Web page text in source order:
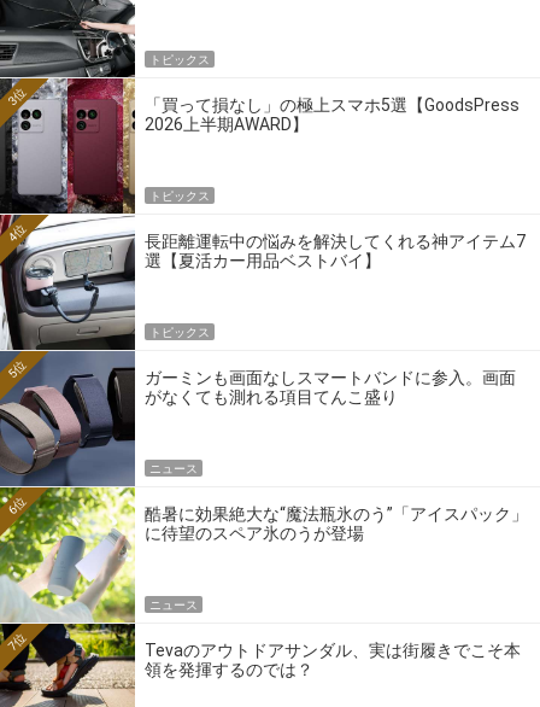
トピックス
「買って損なし」の極上スマホ5選【GoodsPress
2026上半期AWARD】
3位
トピックス
長距離運転中の悩みを解決してくれる神アイテム7
選【夏活カー用品ベストバイ】
4位
トピックス
ガーミンも画面なしスマートバンドに参入。画面
がなくても測れる項目てんこ盛り
5位
ニュース
酷暑に効果絶大な“魔法瓶氷のう”「アイスパック」
に待望のスペア氷のうが登場
6位
ニュース
Tevaのアウトドアサンダル、実は街履きでこそ本
領を発揮するのでは？
7位